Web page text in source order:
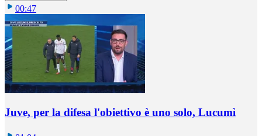
00:47
Juve, per la difesa l'obiettivo è uno solo, Lucumì